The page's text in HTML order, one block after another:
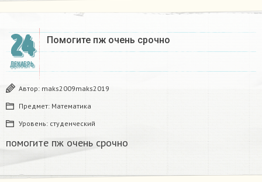
24
ДЕКАБРЬ
Помогите пж очень срочно​
Автор: maks2009maks2019
Предмет: Математика
Уровень: студенческий
помогите пж очень срочно​